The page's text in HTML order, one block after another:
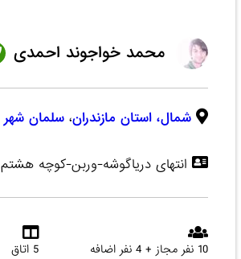
محمد خواجوند احمدی
شمال، استان مازندران، سلمان شهر
انتهای دریاگوشه-وربن-کوچه هشتم
10 نفر مجاز + 4 نفر اضافه 5 اتاق